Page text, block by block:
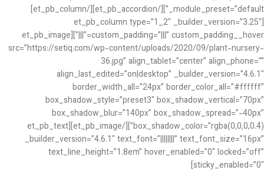
_module_preset=”default”][/et_pb_accordion][/et_pb_column]
[et_pb_column type=”1_2″ _builder_version=”3.25″
custom_padding=”|||” custom_padding__hover=”|||”][et_pb_image
src=”https://setiq.com/wp-content/uploads/2020/09/plant-nursery-
36.jpg” align_tablet=”center” align_phone=””
align_last_edited=”on|desktop” _builder_version=”4.6.1″
border_width_all=”24px” border_color_all=”#ffffff”
box_shadow_style=”preset3″ box_shadow_vertical=”70px”
box_shadow_blur=”140px” box_shadow_spread=”-40px”
box_shadow_color=”rgba(0,0,0,0.4)”][/et_pb_image][et_pb_text
_builder_version=”4.6.1″ text_font=”||||||||” text_font_size=”16px”
text_line_height=”1.8em” hover_enabled=”0″ locked=”off”
sticky_enabled=”0″]